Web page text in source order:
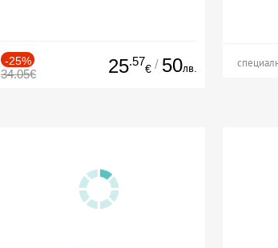
-25%
34.05€ 25.57
€ / 50лв.